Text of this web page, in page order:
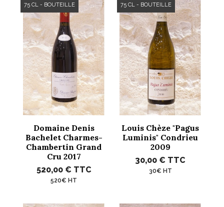
Domaine Denis
Bachelet Charmes-
Chambertin Grand
Cru 2017
520,00 € TTC
520€ HT
75 CL - BOUTEILLE
Louis Chèze "Pagus
Luminis" Condrieu
2009
30,00 € TTC
30€ HT
75 CL - BOUTEILLE